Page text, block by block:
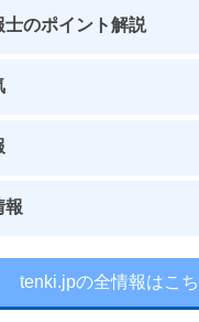
士のポイント解説
報
tenki.jpの全情報はこ